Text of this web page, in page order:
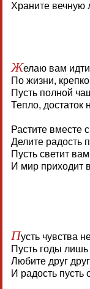
Храните вечную
Желаю вам
По жизни,
Пусть полной
Тепло, достаток
Растите вместе
Делите радость
Пусть светит
И мир приходит
Пусть чувства
Пусть годы лишь
Любите друг
И радость пусть